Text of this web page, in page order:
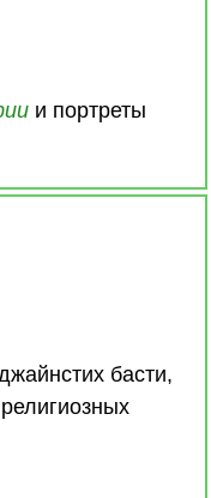
и портреты
басти,